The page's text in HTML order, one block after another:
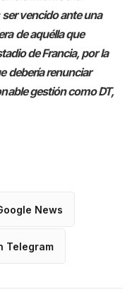
vencido ante una
de aquélla que
de Francia, por la
debería renunciar
gestión como DT,
News
Telegram